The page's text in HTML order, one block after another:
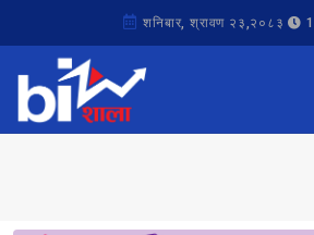
शनिबार, श्रावण २३,२०८३